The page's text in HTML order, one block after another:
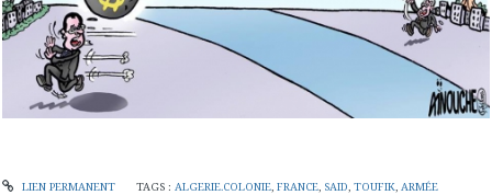
LIEN PERMANENT TAGS : ALGERIE.COLONIE, FRANCE, SAID, TOUFIK, ARMÉE